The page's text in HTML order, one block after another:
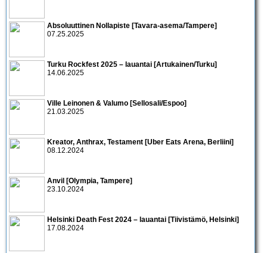
Absoluuttinen Nollapiste [Tavara-asema/Tampere]
07.25.2025
Turku Rockfest 2025 – lauantai [Artukainen/Turku]
14.06.2025
Ville Leinonen & Valumo [Sellosali/Espoo]
21.03.2025
Kreator, Anthrax, Testament [Uber Eats Arena, Berliini]
08.12.2024
Anvil [Olympia, Tampere]
23.10.2024
Helsinki Death Fest 2024 – lauantai [Tiivistämö, Helsinki]
17.08.2024